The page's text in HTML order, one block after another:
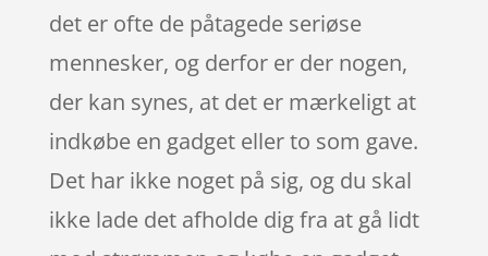
det er ofte de påtagede seriøse
mennesker, og derfor er der nogen,
der kan synes, at det er mærkeligt at
indkøbe en gadget eller to som gave.
Det har ikke noget på sig, og du skal
ikke lade det afholde dig fra at gå lidt